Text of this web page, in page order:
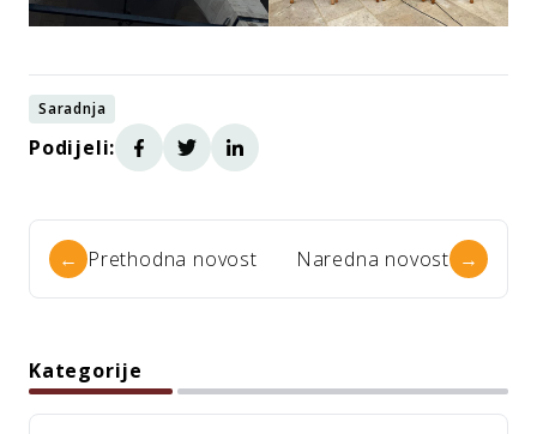
Saradnja
Podijeli:
← Prethodna novost Naredna novost →
Kategorije